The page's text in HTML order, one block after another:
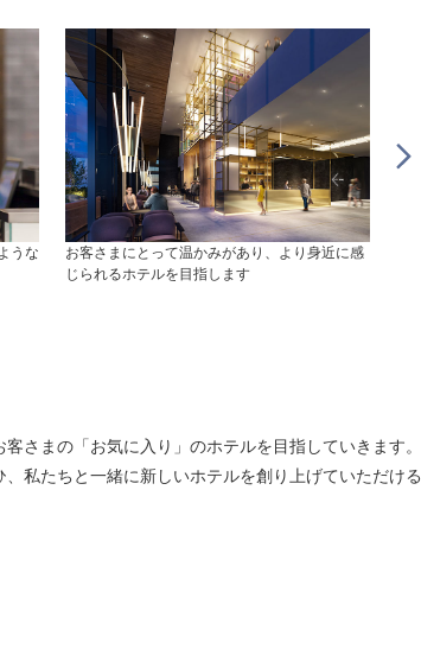
うな
お客さまにとって温かみがあり、より身近に感
じられるホテルを目指します
さまの「お気に入り」のホテルを目指していきます。
私たちと一緒に新しいホテルを創り上げていただける